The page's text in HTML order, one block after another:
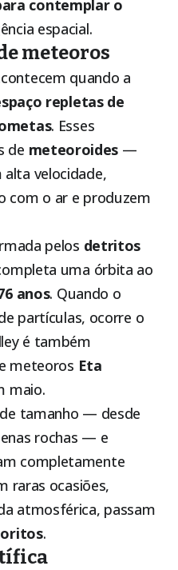
contemplar o
espacial.
meteoros
quando a
repletas de
. Esses
de meteoroides —
velocidade,
com o ar e produzem
pelos detritos
uma órbita ao
anos. Quando o
partículas, ocorre o
é também
meteoros Eta
maio.
tamanho — desde
rochas — e
completamente
raras ocasiões,
atmosférica, passam
.